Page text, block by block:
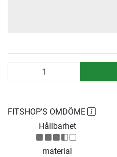
FITSHOP'S OMDÖME
Hållbarhet
material